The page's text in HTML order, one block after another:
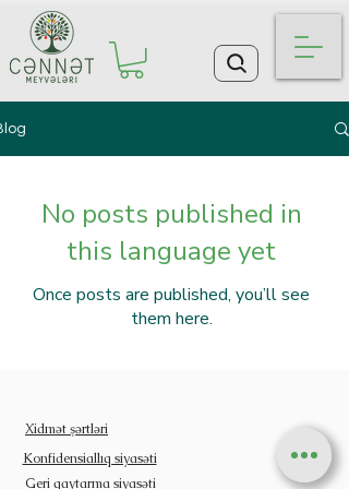
No posts published in
this language yet
Once posts are published, you’ll see
them here.
Xidmət şərtləri
Konfidensiallıq siyasəti
Geri qaytarma siyasəti